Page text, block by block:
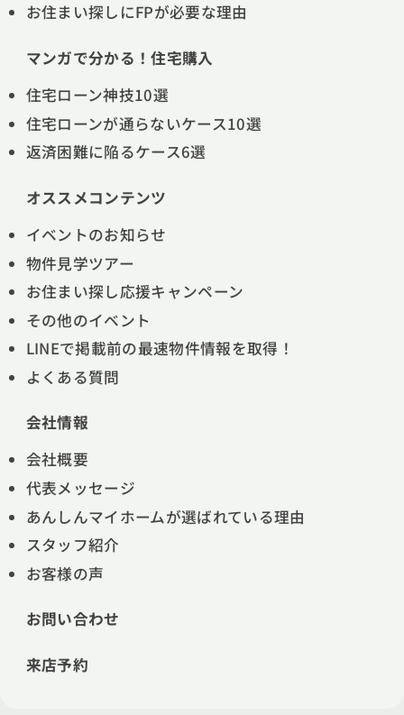
お住まい探しにFPが必要な理由
マンガで分かる！住宅購入
住宅ローン神技10選
住宅ローンが通らないケース10選
返済困難に陥るケース6選
オススメコンテンツ
イベントのお知らせ
物件見学ツアー
お住まい探し応援キャンペーン
その他のイベント
LINEで掲載前の最速物件情報を取得！
よくある質問
会社情報
会社概要
代表メッセージ
あんしんマイホームが選ばれている理由
スタッフ紹介
お客様の声
お問い合わせ
来店予約